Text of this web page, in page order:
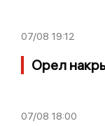
07/08 19:12
Орел
07/08 18:00